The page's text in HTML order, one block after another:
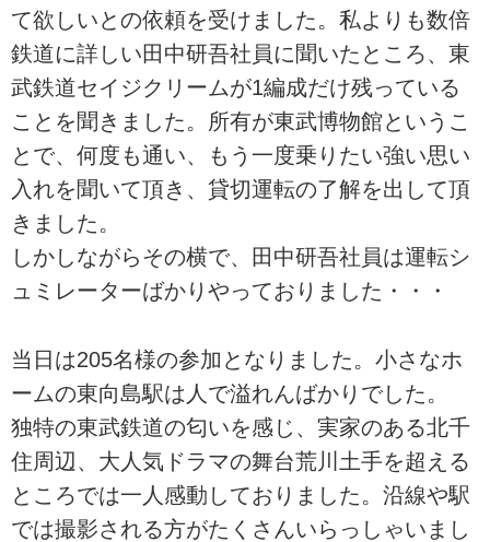
て欲しいとの依頼を受けました。私よりも数倍
鉄道に詳しい田中研吾社員に聞いたところ、東
武鉄道セイジクリームが1編成だけ残っている
ことを聞きました。所有が東武博物館というこ
とで、何度も通い、もう一度乗りたい強い思い
入れを聞いて頂き、貸切運転の了解を出して頂
きました。
しかしながらその横で、田中研吾社員は運転シ
ュミレーターばかりやっておりました・・・
当日は205名様の参加となりました。小さなホ
ームの東向島駅は人で溢れんばかりでした。
独特の東武鉄道の匂いを感じ、実家のある北千
住周辺、大人気ドラマの舞台荒川土手を超える
ところでは一人感動しておりました。沿線や駅
では撮影される方がたくさんいらっしゃいまし